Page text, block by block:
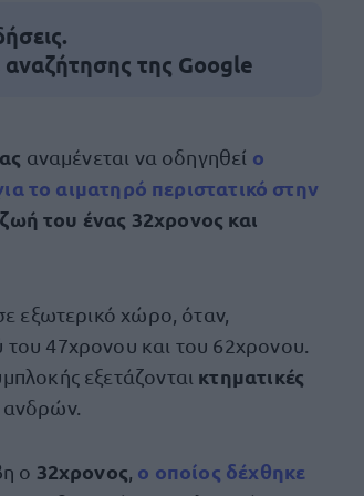
της Google
αναμένεται να οδηγηθεί ο
το αιματηρό περιστατικό στην
του ένας 32χρονος και
εξωτερικό χώρο, όταν,
του 47χρονου και του 62χρονου.
εξετάζονται κτηματικές
ανδρών.
ο 32χρονος ο οποίος δέχθηκε